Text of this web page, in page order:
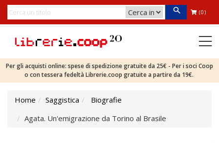
(0)
Per gli acquisti online: spese di spedizione gratuite da 25€ - Per i soci Coop
o con tessera fedeltà Librerie.coop gratuite a partire da 19€.
Home Saggistica
Biografie
Agata. Un'emigrazione da Torino al Brasile